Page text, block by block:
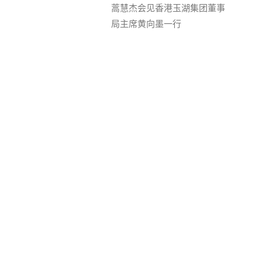
蒿慧杰会见香港玉湖集团董事
局主席黄向墨一行